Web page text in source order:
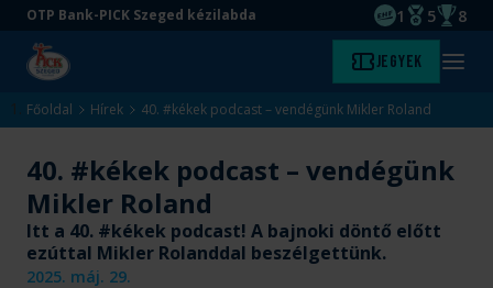
Ugrás
tartalomra
Ugrás
aljára
OTP Bank-PICK Szeged kézilabda
EHF
1
Magyar
5 8
Kezdőlap Jegyek Menü
Főoldal Hírek 40. #kékek podcast – vendégünk Mikler Roland
40. #kékek podcast – vendégünk
Mikler Roland
Itt a 40. #kékek podcast! A bajnoki döntő előtt
ezúttal Mikler Rolanddal beszélgettünk.
2025. máj. 29.